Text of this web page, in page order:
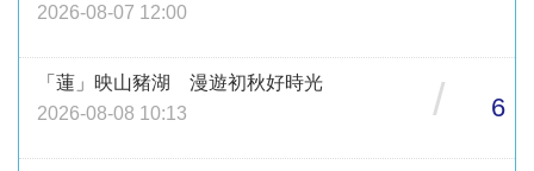
2026-08-07 12:00
「蓮」映山豬湖 漫遊初秋好時光
2026-08-08 10:13
/ 6